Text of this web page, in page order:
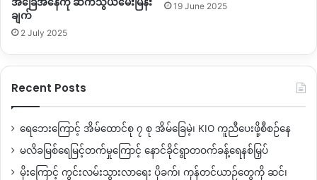
လူမျိုးအာလုံးရဲ့ရပိုင်ခွင့်အားလုံးကို ထိန်းသိမ်းဖို့ ဖြစ်တယ်။ အရင်
ကလည်း ကျနော်တို့ ကချင်မျိုးနွယ်စုထဲကနေ ကေအိုင်အေကို
မဟုတ်ဘူး။ အခုလက်တလော ဦးရွှေမင်းကြွေးကြော်နေတာက သူ့
ရဲ့ ကိုယ်ကျိုးစီးပွားအတွက် ကြွေးကြော်နေတာလို့ပဲ ခံယူပါတယ်။
ဦးရွှေမင်းပြည်သူ့စစ်အဖွဲ့ဝင်တွေ KIA တပ်ဖွဲ့တွေကို
တိုက်ခိုက်တာ
တွေရှိပါတယ်။
ကချင်မျိုးနွယ်စု တွေ
အကြားသွေးကွဲမှုတွေ
ဖြစ်စေနိုင်ပါသလား?
ချက်
2 July 2025
19 June 2025
Recent Posts
ရေဘေးကြောင့် အိမ်ထောင်စု ၇ စု အိမ်ခြေမဲ့၊ KIO ကူညီပေးဖို့စီစဉ်နေ
မလိခမြစ်ရေမြင့်တက်မှုကြောင့် နောင်ခိုင်ရွာတဝက်ခန့်ရေနစ်မြှပ်
မိုးကြောင့် ကွင်းလမ်းသွားလာရေး ပိုခက်၊ ကုန်တင်ယာဉ်တွေကို ဆင်၊